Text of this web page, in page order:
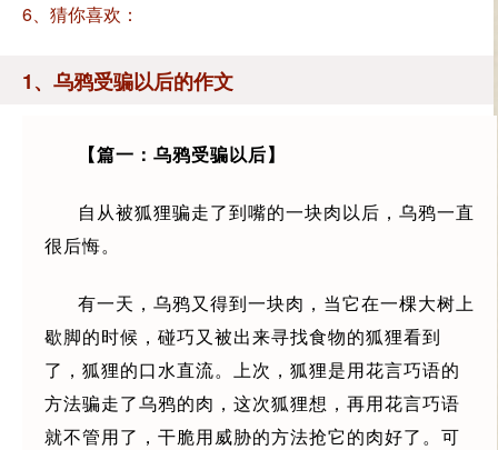
6、猜你喜欢：
1、乌鸦受骗以后的作文
【篇一：乌鸦受骗以后】
自从被狐狸骗走了到嘴的一块肉以后，乌鸦一直
很后悔。
有一天，乌鸦又得到一块肉，当它在一棵大树上
歇脚的时候，碰巧又被出来寻找食物的狐狸看到
了，狐狸的口水直流。上次，狐狸是用花言巧语的
方法骗走了乌鸦的肉，这次狐狸想，再用花言巧语
就不管用了，干脆用威胁的方法抢它的肉好了。可